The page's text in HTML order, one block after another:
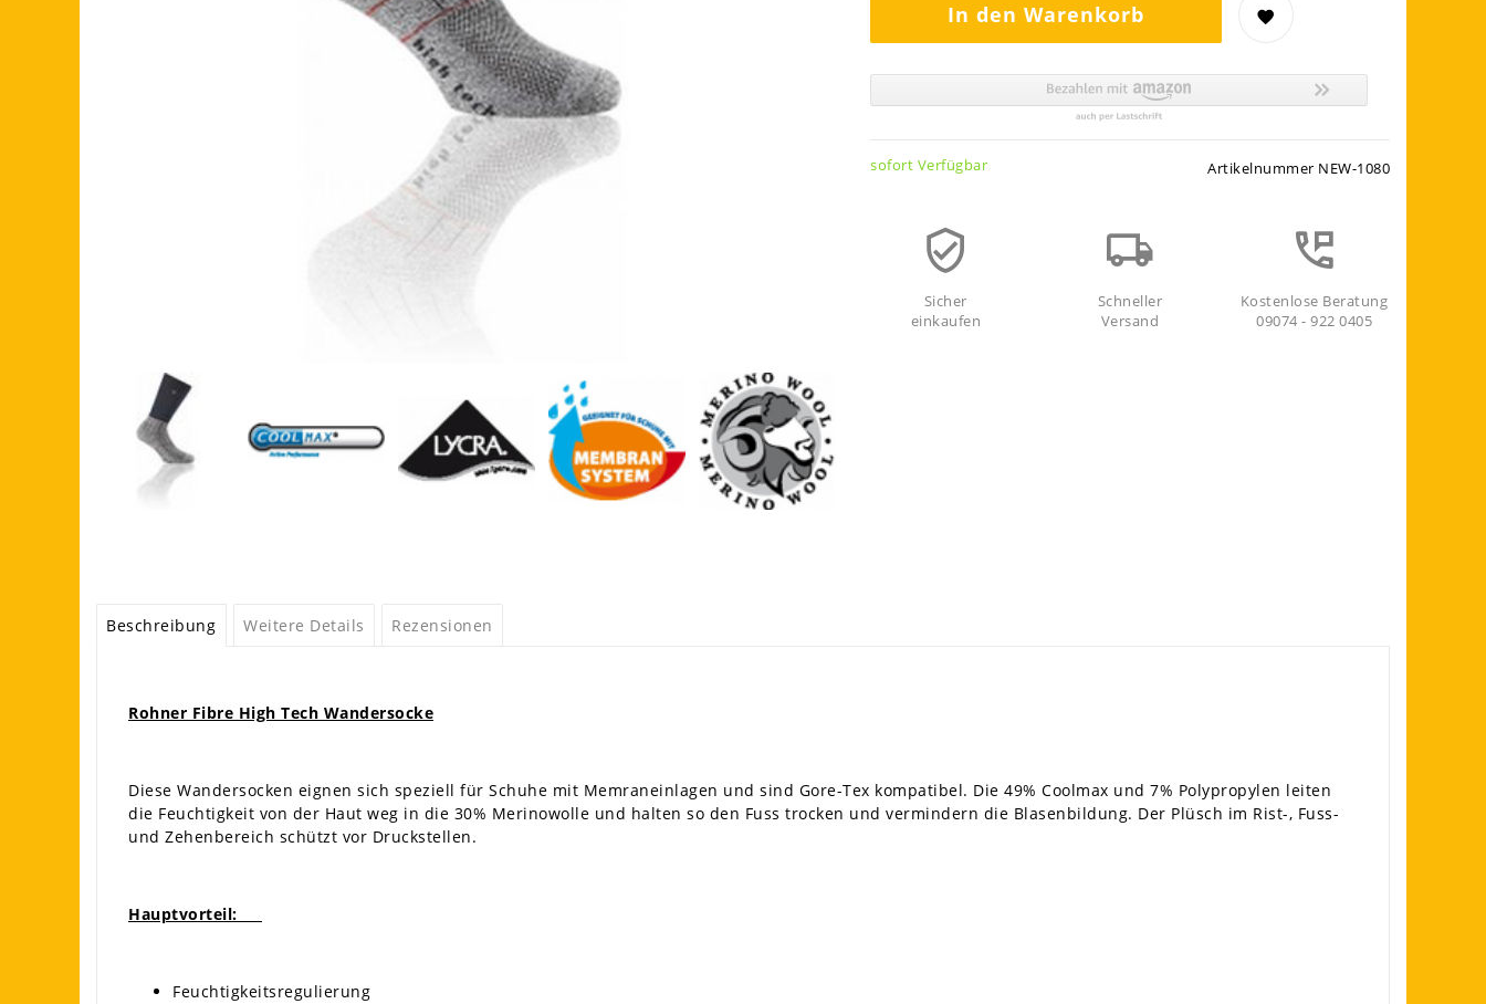
In den Warenkorb
sofort Verfügbar Artikelnummer NEW-1080
Sicher
einkaufen
Schneller
Versand
Kostenlose Beratung
09074 - 922 0405
Beschreibung Weitere Details Rezensionen
Rohner Fibre High Tech Wandersocke
Diese Wandersocken eignen sich speziell für Schuhe mit Memraneinlagen und sind Gore-Tex kompatibel. Die 49% Coolmax und 7% Polypropylen leiten
die Feuchtigkeit von der Haut weg in die 30% Merinowolle und halten so den Fuss trocken und vermindern die Blasenbildung. Der Plüsch im Rist-, Fuss-
und Zehenbereich schützt vor Druckstellen.
Hauptvorteil:
Feuchtigkeitsregulierung